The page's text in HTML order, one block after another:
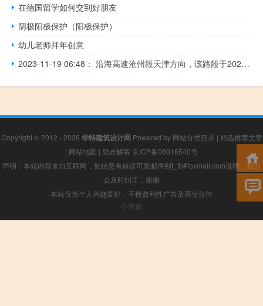
在德国留学如何交到好朋友
阴极阳极保护（阳极保护）
幼儿老师拜年创意
2023-11-19 06:48： 沿海高速沧州段天津方向，该路段于2023年11月19日06时43分,海丰站附近K302处发生交通事故，海丰站天津方向实行交通管制，禁止所有车辆上道。目前事故现场因救援，造成拥堵约500米。 ​​​
Copyright © 2012 - 2026 华特建筑设计网 Powered by 网站分类目录 | 精选推荐文章
| 网站地图 | 疑难解答 京ICP备06016540号
声明：本站内容来自互联网，如信息有错误可发邮件到f_fb#foxmail.com说明，我们
会及时纠正，谢谢
本站仅为个人兴趣爱好，不接盈利性广告及商业合作
小男孩